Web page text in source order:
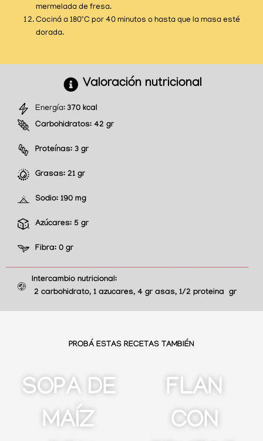
mermelada de fresa.
Cociná a 180°C por 40 minutos o hasta que la masa esté
dorada.
Valoración nutricional
Energía: 370 kcal
Carbohidratos: 42 gr
Proteínas: 3 gr
Grasas: 21 gr
Sodio: 190 mg
Azúcares: 5 gr
Fibra: 0 gr
Intercambio nutricional:
2 carbohidrato, 1 azucares, 4 gr asas, 1/2 proteina gr
PROBÁ ESTAS RECETAS TAMBIÉN
SOPA DE
MAÍZ
FLAN
CON